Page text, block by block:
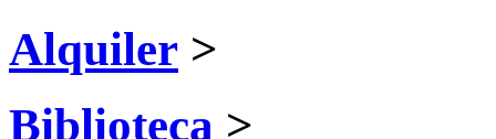
Alquiler >
Biblioteca >